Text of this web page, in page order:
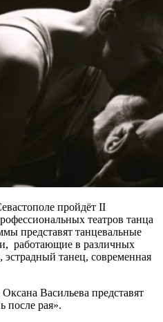
пройдёт II
театров танца
представят танцевальные
работающие в различных
танец, современная
Васильева представят
после рая».